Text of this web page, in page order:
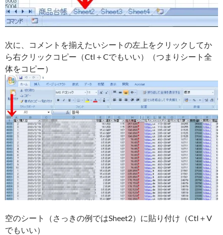
次に、コメントを揃えたいシートの左上をクリックしてか
ら右クリックコピー（Ctl＋Cでもいい）（つまりシート全
体をコピー）
空のシート（さっきの例ではSheet2）に貼り付け（Ctl＋V
でもいい）